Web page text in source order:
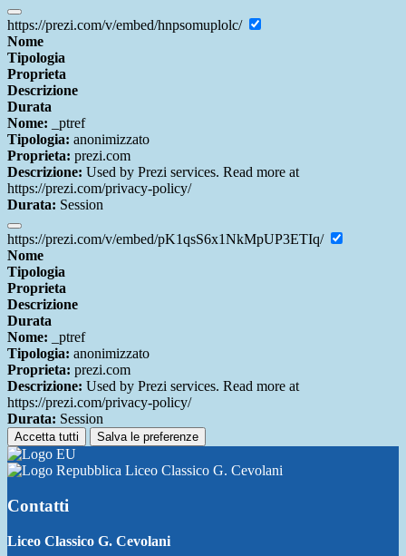
https://prezi.com/v/embed/hnpsomuplolc/
Nome
Tipologia
Proprieta
Descrizione
Durata
Nome: _ptref
Tipologia: anonimizzato
Proprieta: prezi.com
Descrizione: Used by Prezi services. Read more at
https://prezi.com/privacy-policy/
Durata: Session
https://prezi.com/v/embed/pK1qsS6x1NkMpUP3ETIq/
Nome
Tipologia
Proprieta
Descrizione
Durata
Nome: _ptref
Tipologia: anonimizzato
Proprieta: prezi.com
Descrizione: Used by Prezi services. Read more at
https://prezi.com/privacy-policy/
Durata: Session
Accetta tutti Salva le preferenze
Liceo Classico G. Cevolani
Contatti
Liceo Classico G. Cevolani